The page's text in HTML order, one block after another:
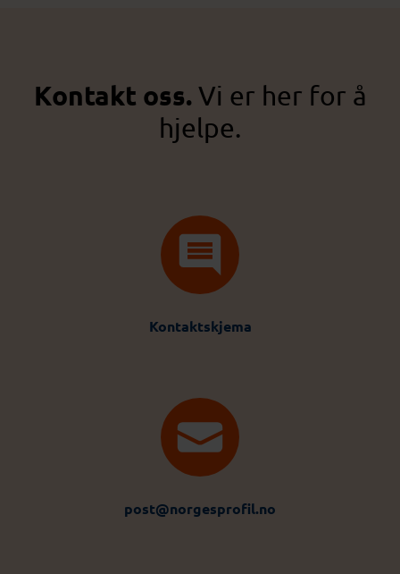
Kontakt oss.Vi er her for å
hjelpe.
Kontaktskjema
post@norgesprofil.no